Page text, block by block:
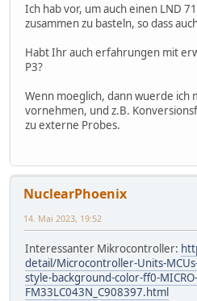
Ich hab vor, um auch einen LND
zusammen zu basteln, so dass
Habt Ihr auch erfahrungen mit
P3?
Wenn moeglich, dann wuerde ich
vornehmen, und z.B.
zu externe Probes.
NuclearPhoenix
14. Mai 2023, 19:52
Interessanter Mikrocontroller:
detail/Microcontroller-Units-MCUs-
style-background-color-ff0-
FM33LC043N_C908397.html